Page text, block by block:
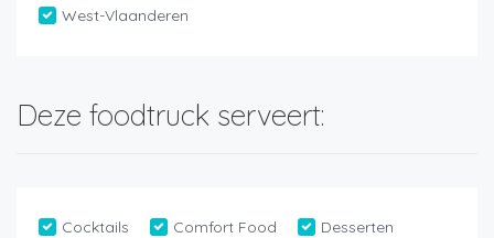
West-Vlaanderen
Deze foodtruck serveert:
Cocktails Comfort Food
Desserten